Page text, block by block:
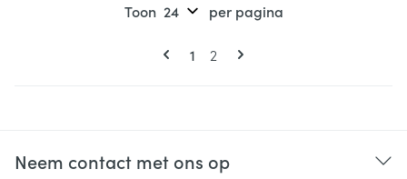
Pagina's
U lees momenteel pagina
1 Pagina
2
Toon per pagina
Neem contact met ons op